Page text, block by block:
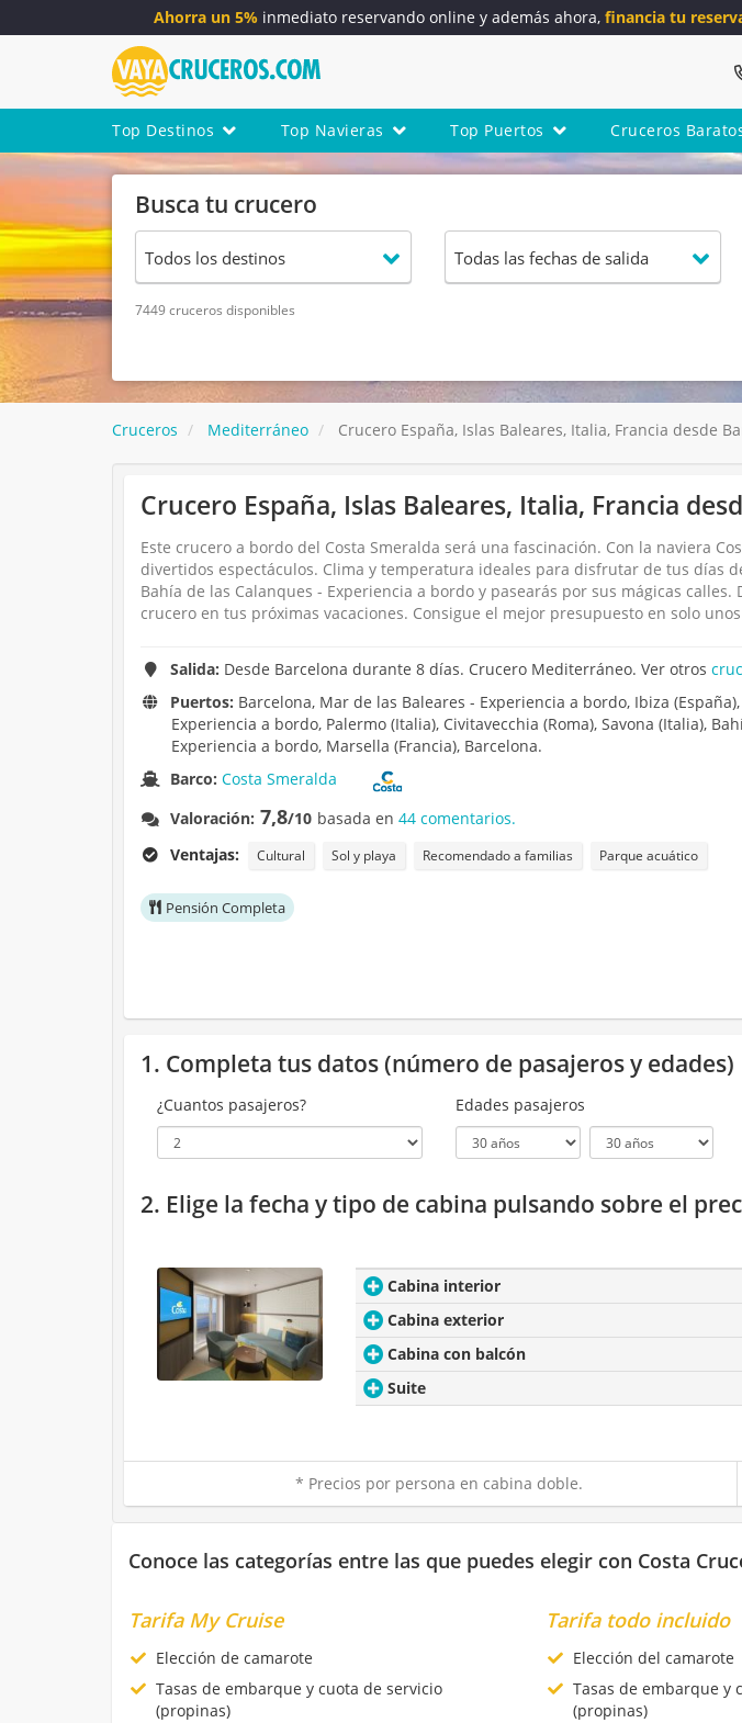
Ahorra un 5% inmediato reservando online y además ahora, financia tu
Top Destinos Top Navieras Top Puertos Cruceros
Busca tu crucero
7449 cruceros disponibles
Cruceros Mediterráneo Crucero España, Islas Baleares, Italia, Francia desde
Crucero España, Islas Baleares, Italia, Francia
Este crucero a bordo del Costa Smeralda será una fascinación. Con la naviera
divertidos espectáculos. Clima y temperatura ideales para disfrutar de tus días
Bahía de las Calanques - Experiencia a bordo y pasearás por sus mágicas
crucero en tus próximas vacaciones. Consigue el mejor presupuesto en solo
Salida: Desde Barcelona durante 8 días. Crucero Mediterráneo. Ver otros
Puertos: Barcelona, Mar de las Baleares - Experiencia a bordo, Ibiza
Experiencia a bordo, Palermo (Italia), Civitavecchia (Roma), Savona (Italia),
Experiencia a bordo, Marsella (Francia), Barcelona.
Barco:Costa Smeralda
Valoración: 7,8/10 basada en44 comentarios.
Ventajas:
Cultural Sol y playa Recomendado a familias Parque acuático
Pensión Completa
1. Completa tus datos (número de pasajeros y edades)
¿Cuantos pasajeros? Edades pasajeros
2. Elige la fecha y tipo de cabina pulsando sobre el
Cabina interior
Cabina exterior
Cabina con balcón
Suite
* Precios por persona en cabina doble.
Conoce las categorías entre las que puedes elegir con Costa
Tarifa My Cruise
Elección de camarote
Tasas de embarque y cuota de servicio
(propinas)
Tarifa todo incluido
Elección del camarote
Tasas de embarque y
(propinas)